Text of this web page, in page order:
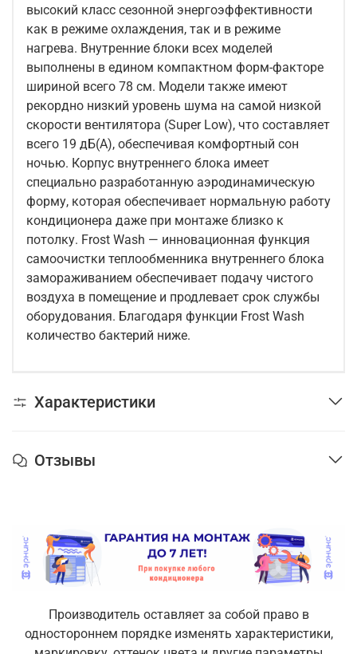
высокий класс сезонной энергоэффективности
как в режиме охлаждения, так и в режиме
нагрева. Внутренние блоки всех моделей
выполнены в едином компактном форм-факторе
шириной всего 78 см. Модели также имеют
рекордно низкий уровень шума на самой низкой
скорости вентилятора (Super Low), что составляет
всего 19 дБ(А), обеспечивая комфортный сон
ночью. Корпус внутреннего блока имеет
специально разработанную аэродинамическую
форму, которая обеспечивает нормальную работу
кондиционера даже при монтаже близко к
потолку. Frost Wash — инновационная функция
самоочистки теплообменника внутреннего блока
замораживанием обеспечивает подачу чистого
воздуха в помещение и продлевает срок службы
оборудования. Благодаря функции Frost Wash
количество бактерий ниже.
Характеристики
Отзывы
Производитель оставляет за собой право в
одностороннем порядке изменять характеристики,